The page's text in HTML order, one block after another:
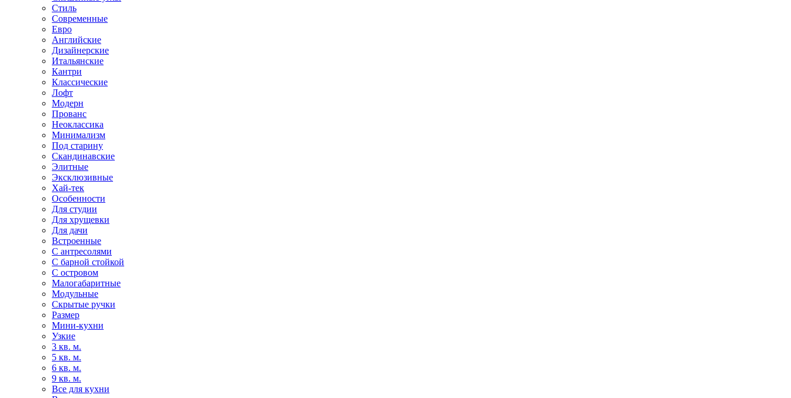
Стиль
Современные
Евро
Английские
Дизайнерские
Итальянские
Кантри
Классические
Лофт
Модерн
Прованс
Неоклассика
Минимализм
Под старину
Скандинавские
Элитные
Эксклюзивные
Хай-тек
Особенности
Для студии
Для хрущевки
Для дачи
Встроенные
С антресолями
С барной стойкой
С островом
Малогабаритные
Модульные
Скрытые ручки
Размер
Мини-кухни
Узкие
3 кв. м.
5 кв. м.
6 кв. м.
9 кв. м.
Все для кухни